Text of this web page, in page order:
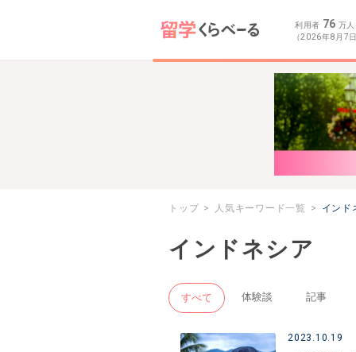
利用者 76 万
（2026年8月7
トップ 人気キーワード一覧 インド
インドネシア
すべて 体験談 記事
2023.10.19